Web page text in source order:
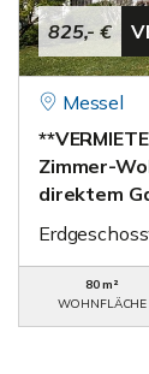
825,- €
Messel
Zimmer-
direktem
80 m²
WOHNFLÄCHE